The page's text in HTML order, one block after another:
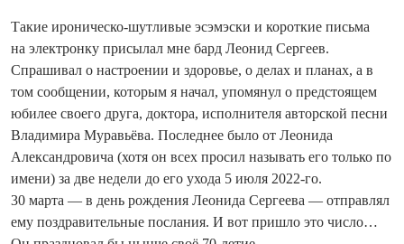
Такие ироническо-шутливые эсэмэски и короткие письма
на электронку присылал мне бард Леонид Сергеев.
Спрашивал о настроении и здоровье, о делах и планах, а в
том сообщении, которым я начал, упомянул о предстоящем
юбилее своего друга, доктора, исполнителя авторской песни
Владимира Муравьёва. Последнее было от Леонида
Александровича (хотя он всех просил называть его только по
имени) за две недели до его ухода 5 июля 2022-го.
30 марта — в день рождения Лео­нида Сергеева — отправлял
ему поздравительные послания. И вот пришло это число…